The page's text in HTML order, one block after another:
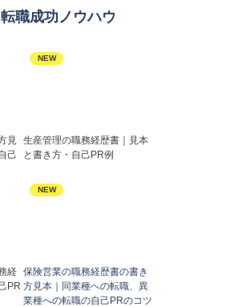
転職成功ノウハウ
見
己
NEW
生産管理の職務経歴書｜見本
と書き方・自己PR例
経
PR
NEW
保険営業の職務経歴書の書き
方見本｜同業種への転職、異
業種への転職の自己PRのコツ